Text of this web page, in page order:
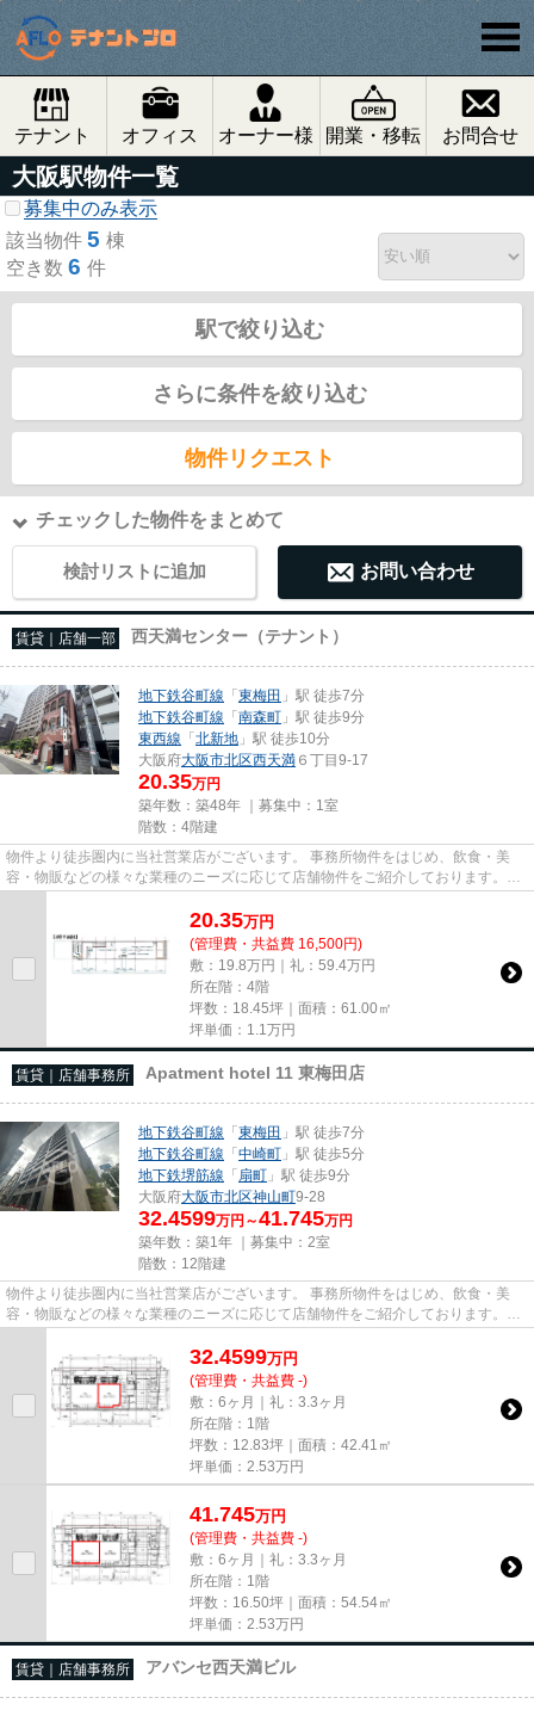
テナント オフィス オーナー様 開業・移転 お問合せ
大阪駅物件一覧
募集中のみ表示
該当物件 5 棟
空き数 6 件
駅で絞り込む
さらに条件を絞り込む
物件リクエスト
チェックした物件をまとめて
検討リストに追加 お問い合わせ
賃貸｜店舗一部 西天満センター（テナント）
地下鉄谷町線 「東梅田 」駅 徒歩7分
地下鉄谷町線 「南森町 」駅 徒歩9分
東西線 「北新地 」駅 徒歩10分
大阪府大阪市北区西天満 ６丁目9-17
20.35万円
築年数：築48年 ｜募集中： 1室
階数：4階建
物件より徒歩圏内に当社営業店がございます。 事務所物件をはじめ、飲食・美
容・物販などの様々な業種のニーズに応じて店舗物件をご紹介しております。
尚、弊社ではおとり広告は一切...
20.35万円
(管理費・共益費 16,500円)
敷：19.8万円｜礼：59.4万円
所在階：4階
坪数：18.45坪｜面積：61.00㎡
坪単価： 1.1 万円
賃貸｜店舗事務所 Apatment hotel 11 東梅田店
地下鉄谷町線 「東梅田 」駅 徒歩7分
地下鉄谷町線 「中崎町 」駅 徒歩5分
地下鉄堺筋線 「扇町 」駅 徒歩9分
大阪府大阪市北区神山町9-28
32.4599万円～41.745万円
築年数：築1年 ｜募集中： 2室
階数：12階建
物件より徒歩圏内に当社営業店がございます。 事務所物件をはじめ、飲食・美
容・物販などの様々な業種のニーズに応じて店舗物件をご紹介しております。
尚、弊社ではおとり広告は一切...
32.4599万円
(管理費・共益費 -)
敷：6ヶ月｜礼：3.3ヶ月
所在階：1階
坪数：12.83坪｜面積：42.41㎡
坪単価： 2.53万円
41.745万円
(管理費・共益費 -)
敷：6ヶ月｜礼：3.3ヶ月
所在階：1階
坪数：16.50坪｜面積：54.54㎡
坪単価： 2.53万円
賃貸｜店舗事務所 アバンセ西天満ビル